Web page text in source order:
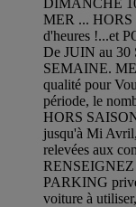
DIMANCHE
MER ... HORS
d'heures !...et
De JUIN au
SEMAINE.
qualité pour
période, le
HORS
jusqu'à Mi
relevées aux
PARKING
voiture à